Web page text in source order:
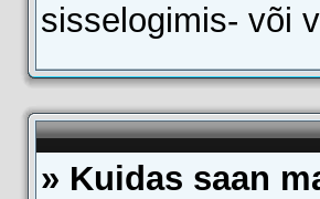
sisselogimis- või
» Kuidas saan